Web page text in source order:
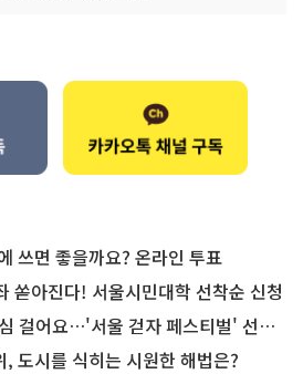
쓰면 좋을까요? 온라인 투표
쏟아진다! 서울시민대학 선착순 신청
요…'서울 걷자 페스티벌' 선착순 5천명
도시를 식히는 시원한 해법은?